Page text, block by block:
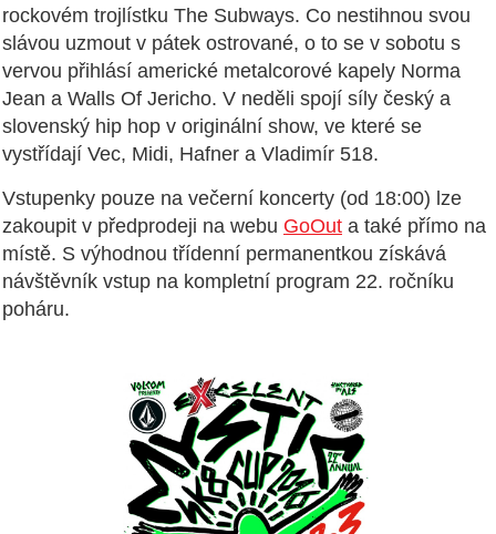
rockovém trojlístku The Subways. Co nestihnou svou
slávou uzmout v pátek ostrované, o to se v sobotu s
vervou přihlásí americké metalcorové kapely Norma
Jean a Walls Of Jericho. V neděli spojí síly český a
slovenský hip hop v originální show, ve které se
vystřídají Vec, Midi, Hafner a Vladimír 518.
Vstupenky pouze na večerní koncerty (od 18:00) lze
zakoupit v předprodeji na webu GoOut a také přímo na
místě. S výhodnou třídenní permanentkou získává
návštěvník vstup na kompletní program 22. ročníku
poháru.